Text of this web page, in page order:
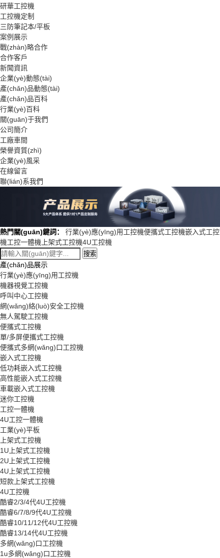
研華工控機
工控機定制
三防筆記本/平板
案例展示
戰(zhàn)略合作
合作客戶
新聞資訊
企業(yè)動態(tài)
產(chǎn)品動態(tài)
產(chǎn)品百科
行業(yè)百科
關(guān)于我們
公司簡介
工廠車間
榮譽資質(zhì)
企業(yè)風采
在線留言
聯(lián)系我們
熱門關(guān)鍵詞： 行業(yè)應(yīng)用工控機便攜式工控機嵌入式工控
機工控一體機 上架式工控機4U工控機
搜索
產(chǎn)品展示
行業(yè)應(yīng)用工控機
機器視覺工控機
呼叫中心工控機
網(wǎng)絡(luò)安全工控機
無人駕駛工控機
便攜式工控機
單/多屏便攜式工控機
便攜式多網(wǎng)口工控機
嵌入式工控機
低功耗嵌入式工控機
高性能嵌入式工控機
車載嵌入式工控機
迷你工控機
工控一體機
4U工控一體機
工業(yè)平板
上架式工控機
1U上架式工控機
2U上架式工控機
4U上架式工控機
短款上架式工控機
4U工控機
酷睿2/3/4代4U工控機
酷睿6/7/8/9代4U工控機
酷睿10/11/12代4U工控機
酷睿13/14代4U工控機
多網(wǎng)口工控機
1u多網(wǎng)口工控機